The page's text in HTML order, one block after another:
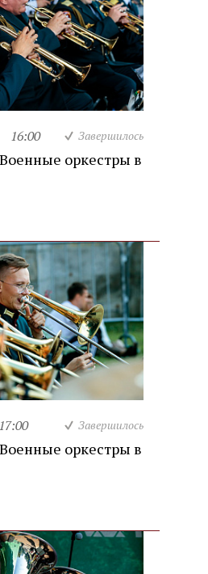
16:00 Завершилось
оркестры в
17:00 Завершилось
оркестры в